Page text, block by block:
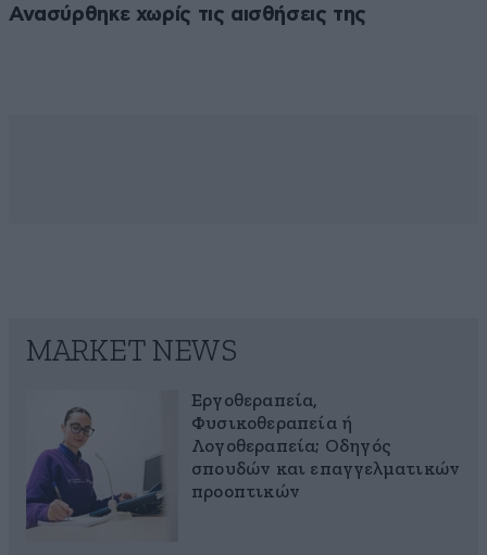
Ανασύρθηκε χωρίς τις αισθήσεις της
MARKET NEWS
Εργοθεραπεία,
Φυσικοθεραπεία ή
Λογοθεραπεία; Οδηγός
σπουδών και επαγγελματικών
προοπτικών